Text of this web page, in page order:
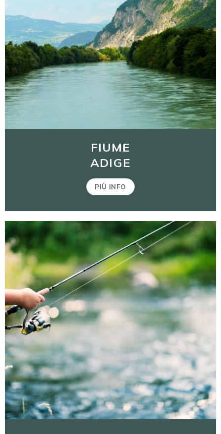
FIUME
ADIGE
PIÙ INFO